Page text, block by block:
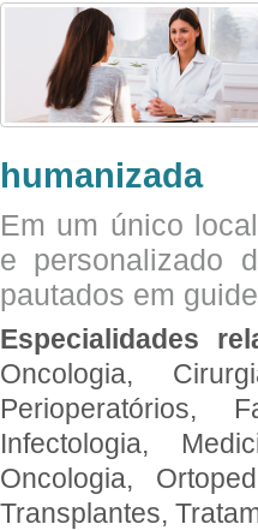
humanizada
Em um único
e personalizado
pautados em
Especialidades
Oncologia,
Perioperatórios,
Infectologia,
Oncologia,
Transplantes,